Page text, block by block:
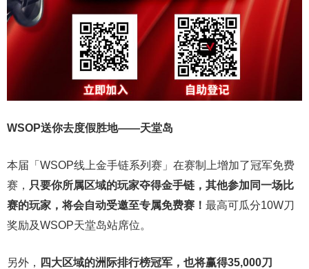
WSOP送你去度假胜地——天堂岛
本届「WSOP线上金手链系列赛」在赛制上增加了冠军免费
赛， 只要你所属区域的玩家夺得金手链，其他参加同一场比
赛的玩家，将会自动受邀至专属免费赛！ 最高可瓜分10W刀
奖励及WSOP天堂岛站席位。
另外， 四大区域的洲际排行榜冠军，也将赢得35,000刀